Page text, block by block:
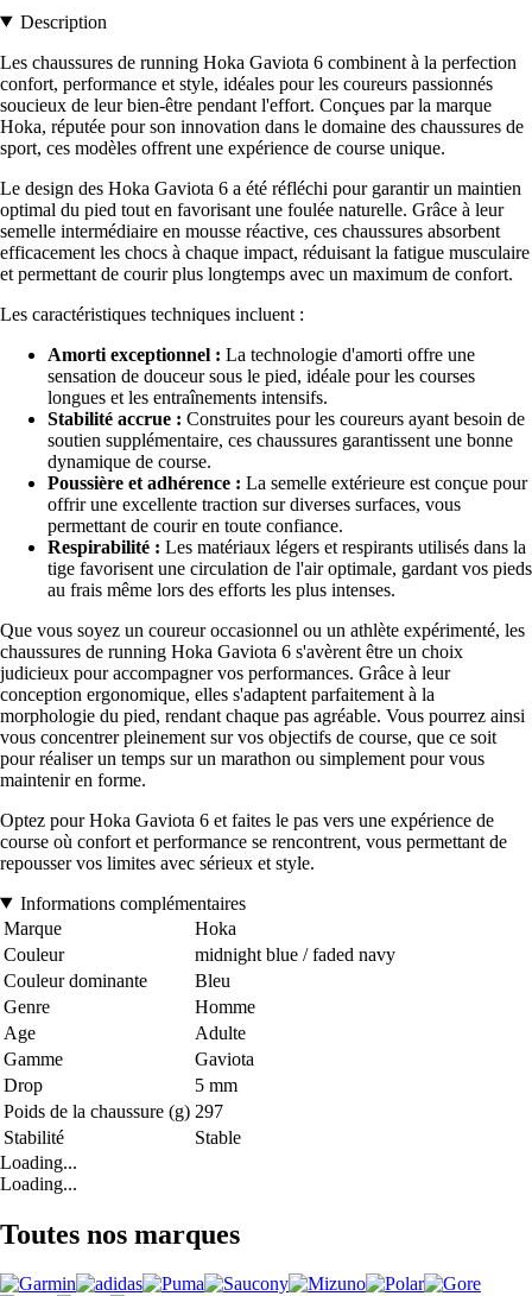
Description
Les chaussures de running Hoka Gaviota 6 combinent à la perfection
confort, performance et style, idéales pour les coureurs passionnés
soucieux de leur bien-être pendant l'effort. Conçues par la marque
Hoka, réputée pour son innovation dans le domaine des chaussures de
sport, ces modèles offrent une expérience de course unique.
Le design des Hoka Gaviota 6 a été réfléchi pour garantir un maintien
optimal du pied tout en favorisant une foulée naturelle. Grâce à leur
semelle intermédiaire en mousse réactive, ces chaussures absorbent
efficacement les chocs à chaque impact, réduisant la fatigue musculaire
et permettant de courir plus longtemps avec un maximum de confort.
Les caractéristiques techniques incluent :
Amorti exceptionnel : La technologie d'amorti offre une
sensation de douceur sous le pied, idéale pour les courses
longues et les entraînements intensifs.
Stabilité accrue : Construites pour les coureurs ayant besoin de
soutien supplémentaire, ces chaussures garantissent une bonne
dynamique de course.
Poussière et adhérence : La semelle extérieure est conçue pour
offrir une excellente traction sur diverses surfaces, vous
permettant de courir en toute confiance.
Respirabilité : Les matériaux légers et respirants utilisés dans la
tige favorisent une circulation de l'air optimale, gardant vos pieds
au frais même lors des efforts les plus intenses.
Que vous soyez un coureur occasionnel ou un athlète expérimenté, les
chaussures de running Hoka Gaviota 6 s'avèrent être un choix
judicieux pour accompagner vos performances. Grâce à leur
conception ergonomique, elles s'adaptent parfaitement à la
morphologie du pied, rendant chaque pas agréable. Vous pourrez ainsi
vous concentrer pleinement sur vos objectifs de course, que ce soit
pour réaliser un temps sur un marathon ou simplement pour vous
maintenir en forme.
Optez pour Hoka Gaviota 6 et faites le pas vers une expérience de
course où confort et performance se rencontrent, vous permettant de
repousser vos limites avec sérieux et style.
Informations complémentaires
Marque
Hoka
Couleur
midnight blue / faded navy
Couleur dominante
Bleu
Genre
Homme
Age
Adulte
Gamme
Gaviota
Drop
5 mm
Poids de la chaussure (g) 297
Stabilité
Stable
Loading...
Loading...
Toutes nos marques